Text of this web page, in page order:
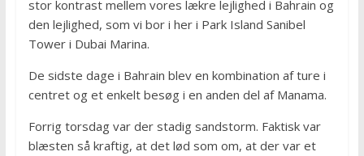
stor kontrast mellem vores lækre lejlighed i Bahrain og
den lejlighed, som vi bor i her i Park Island Sanibel
Tower i Dubai Marina.
De sidste dage i Bahrain blev en kombination af ture i
centret og et enkelt besøg i en anden del af Manama.
Forrig torsdag var der stadig sandstorm. Faktisk var
blæsten så kraftig, at det lød som om, at der var et